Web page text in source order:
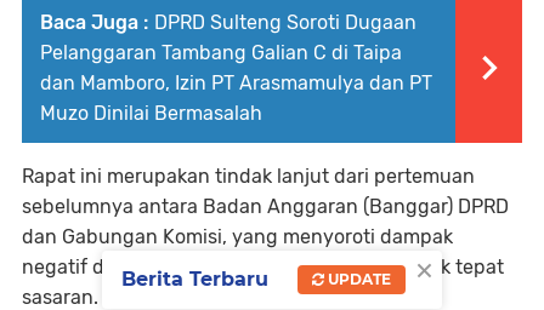
Baca Juga : DPRD Sulteng Soroti Dugaan
Pelanggaran Tambang Galian C di Taipa
dan Mamboro, Izin PT Arasmamulya dan PT
Muzo Dinilai Bermasalah
Rapat ini merupakan tindak lanjut dari pertemuan
sebelumnya antara Badan Anggaran (Banggar) DPRD
dan Gabungan Komisi, yang menyoroti dampak
negatif dari penempatan P3K yang dinilai tidak tepat
sasaran.
×
Berita Terbaru UPDATE